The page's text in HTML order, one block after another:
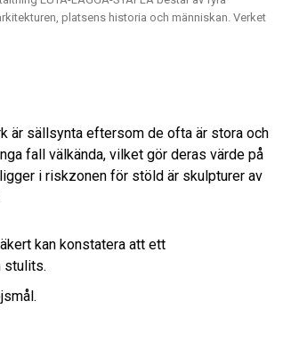
platsens historia och människan. Verket
är sällsynta eftersom de ofta är stora och
fall välkända, vilket gör deras värde på
i riskzonen för stöld är skulpturer av
kan konstatera att ett
stulits.